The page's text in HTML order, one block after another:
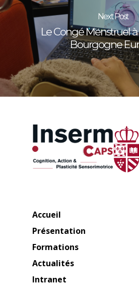
Next Post
Le Congé Menstruel à
Bourgogne
Accueil
Présentation
Formations
Actualités
Intranet